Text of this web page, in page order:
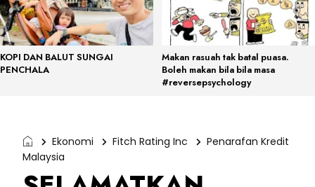
KOPI DAN BALUT SUNGAI
PENCHALA
Makan rasuah tak batal puasa.
Boleh makan bila bila masa
#reversepsychology
Ekonomi Fitch Rating Inc
Penarafan Kredit
Malaysia